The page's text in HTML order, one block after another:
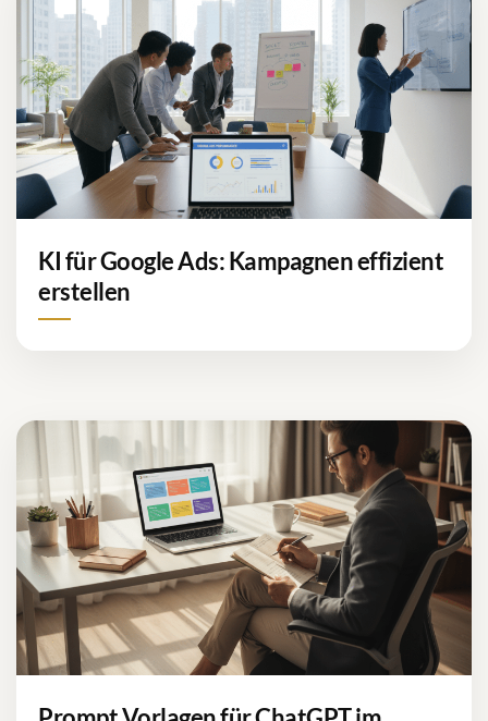
KI für Google Ads: Kampagnen effizient
erstellen